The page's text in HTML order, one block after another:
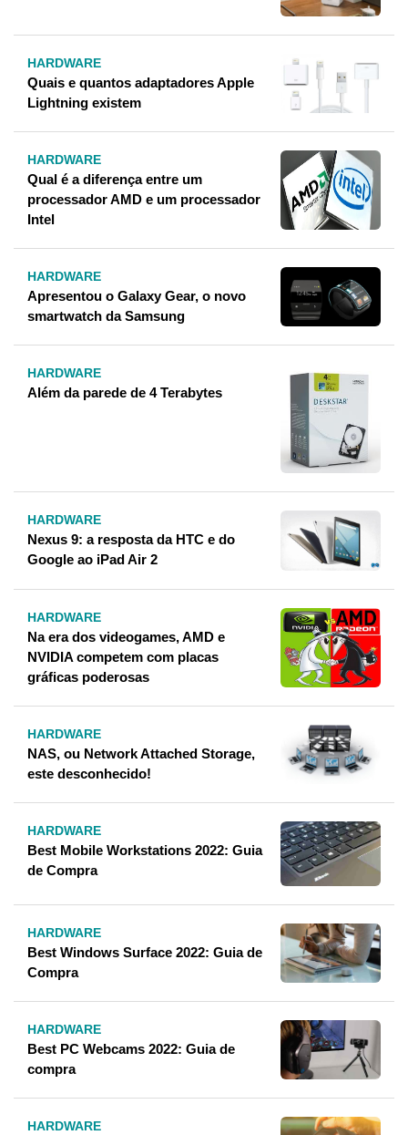
HARDWARE
Quais e quantos adaptadores Apple
Lightning existem
HARDWARE
Qual é a diferença entre um
processador AMD e um processador
Intel
HARDWARE
Apresentou o Galaxy Gear, o novo
smartwatch da Samsung
HARDWARE
Além da parede de 4 Terabytes
HARDWARE
Nexus 9: a resposta da HTC e do
Google ao iPad Air 2
HARDWARE
Na era dos videogames, AMD e
NVIDIA competem com placas
gráficas poderosas
HARDWARE
NAS, ou Network Attached Storage,
este desconhecido!
HARDWARE
Best Mobile Workstations 2022: Guia
de Compra
HARDWARE
Best Windows Surface 2022: Guia de
Compra
HARDWARE
Best PC Webcams 2022: Guia de
compra
HARDWARE